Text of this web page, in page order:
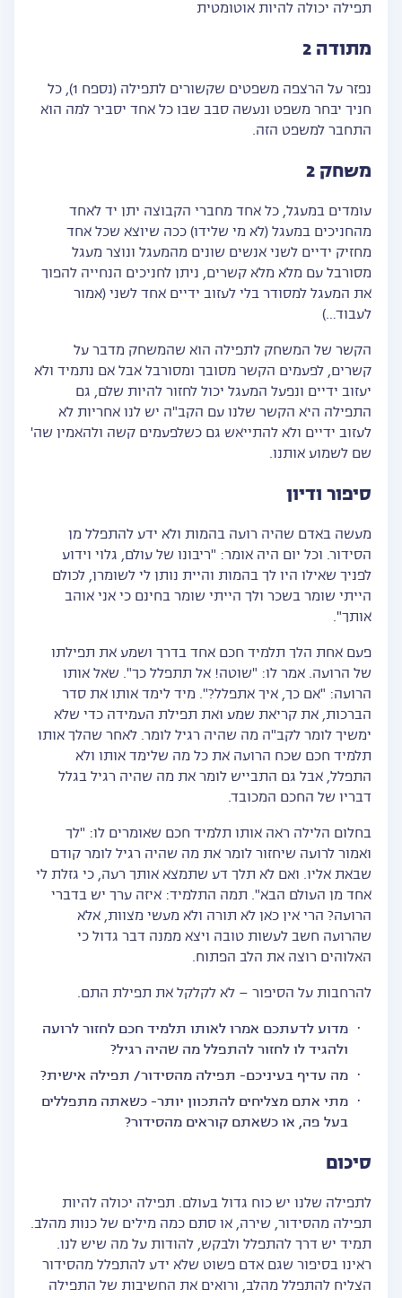
תפילה יכולה להיות אוטומטית
מתודה 2
נפזר על הרצפה משפטים שקשורים לתפילה (נספח 1), כל
חניך יבחר משפט ונעשה סבב שבו כל אחד יסביר למה הוא
התחבר למשפט הזה.
משחק 2
עומדים במעגל, כל אחד מחברי הקבוצה יתן יד לאחד
מהחניכים במעגל (לא מי שלידו) ככה שיוצא שכל אחד
מחזיק ידיים לשני אנשים שונים מהמעגל ונוצר מעגל
מסורבל עם מלא מלא קשרים, ניתן לחניכים הנחייה להפוך
את המעגל למסודר בלי לעזוב ידיים אחד לשני (אמור
לעבוד…)
הקשר של המשחק לתפילה הוא שהמשחק מדבר על
קשרים, לפעמים הקשר מסובך ומסורבל אבל אם נתמיד ולא
יעזוב ידיים ונפעל המעגל יכול לחזור להיות שלם, גם
התפילה היא הקשר שלנו עם הקב"ה יש לנו אחריות לא
לעזוב ידיים ולא להתייאש גם כשלפעמים קשה ולהאמין שה'
שם לשמוע אותנו.
סיפור ודיון
מעשה באדם שהיה רועה בהמות ולא ידע להתפלל מן
הסידור. וכל יום היה אומר: "ריבונו של עולם, גלוי וידוע
לפניך שאילו היו לך בהמות והיית נותן לי לשומרן, לכולם
הייתי שומר בשכר ולך הייתי שומר בחינם כי אני אוהב
אותך".
פעם אחת הלך תלמיד חכם אחד בדרך ושמע את תפילתו
של הרועה. אמר לו: "שוטה! אל תתפלל כך". שאל אותו
הרועה: "אם כך, איך אתפלל?". מיד לימד אותו את סדר
הברכות, את קריאת שמע ואת תפילת העמידה כדי שלא
ימשיך לומר לקב"ה מה שהיה רגיל לומר. לאחר שהלך אותו
תלמיד חכם שכח הרועה את כל מה שלימד אותו ולא
התפלל, אבל גם התבייש לומר את מה שהיה רגיל בגלל
דבריו של החכם המכובד.
בחלום הלילה ראה אותו תלמיד חכם שאומרים לו: "לך
ואמור לרועה שיחזור לומר את מה שהיה רגיל לומר קודם
שבאת אליו. ואם לא תלך דע שתמצא אותך רעה, כי גזלת לי
אחד מן העולם הבא". תמה התלמיד: איזה ערך יש בדברי
הרועה? הרי אין כאן לא תורה ולא מעשי מצוות, אלא
שהרועה חשב לעשות טובה ויצא ממנה דבר גדול כי
האלוהים רוצה את הלב הפתוח.
להרחבות על הסיפור – לא לקלקל את תפילת התם.
מדוע לדעתכם אמרו לאותו תלמיד חכם לחזור לרועה
ולהגיד לו לחזור להתפלל מה שהיה רגיל?
מה עדיף בעיניכם- תפילה מהסידור/ תפילה אישית?
מתי אתם מצליחים להתכוון יותר- כשאתה מתפללים
בעל פה, או כשאתם קוראים מהסידור?
סיכום
לתפילה שלנו יש כוח גדול בעולם. תפילה יכולה להיות
תפילה מהסידור, שירה, או סתם כמה מילים של כנות מהלב.
תמיד יש דרך להתפלל ולבקש, להודות על מה שיש לנו.
ראינו בסיפור שגם אדם פשוט שלא ידע להתפלל מהסידור
הצליח להתפלל מהלב, ורואים את החשיבות של התפילה